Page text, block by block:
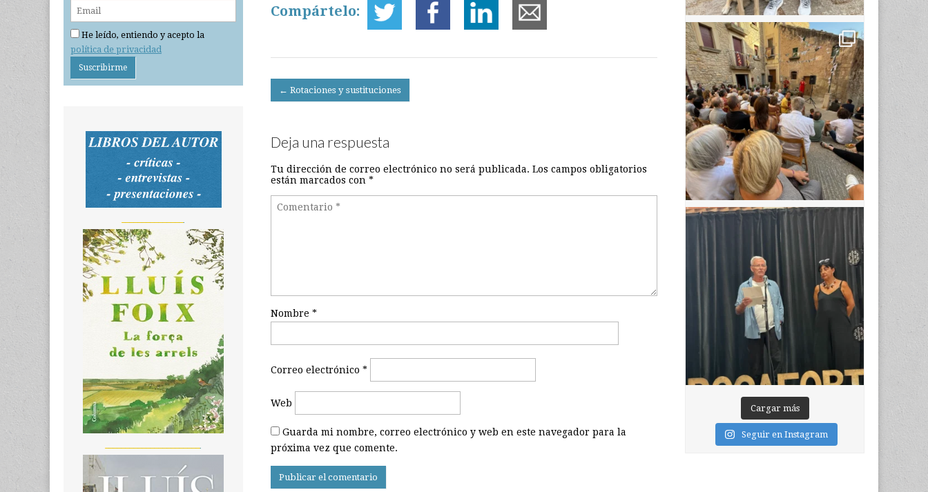
Compártelo:
Post
navigation
← Rotaciones y sustituciones
Deja una respuesta
Tu dirección de correo electrónico no será publicada. Los campos obligatorios
están marcados con *
Nombre *
Correo electrónico *
Web
Guarda mi nombre, correo electrónico y web en este navegador para la
próxima vez que comente.
He leído, entiendo y acepto la
política de privacidad
Cargar más
Seguir en Instagram